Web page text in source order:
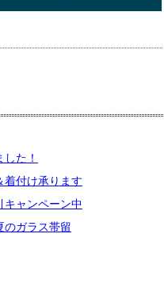
た！
着付け承ります
キャンペーン中
のガラス帯留